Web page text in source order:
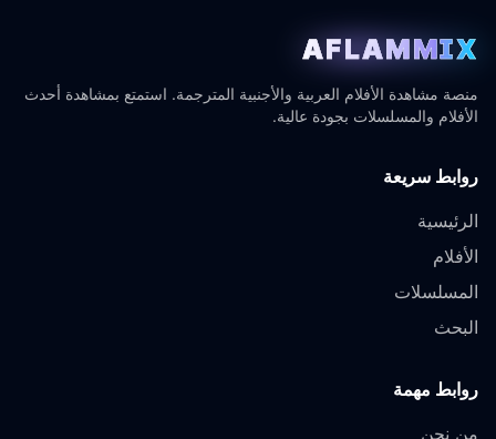
AFLAMMIX
منصة مشاهدة الأفلام العربية والأجنبية المترجمة. استمتع بمشاهدة أحدث
الأفلام والمسلسلات بجودة عالية.
روابط سريعة
الرئيسية
الأفلام
المسلسلات
البحث
روابط مهمة
من نحن